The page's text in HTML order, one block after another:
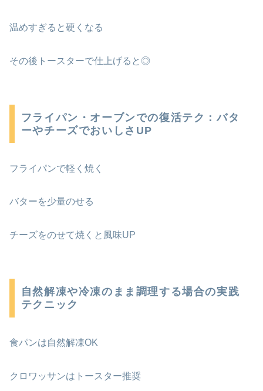
温めすぎると硬くなる
その後トースターで仕上げると◎
フライパン・オーブンでの復活テク：バタ
ーやチーズでおいしさUP
フライパンで軽く焼く
バターを少量のせる
チーズをのせて焼くと風味UP
自然解凍や冷凍のまま調理する場合の実践
テクニック
食パンは自然解凍OK
クロワッサンはトースター推奨